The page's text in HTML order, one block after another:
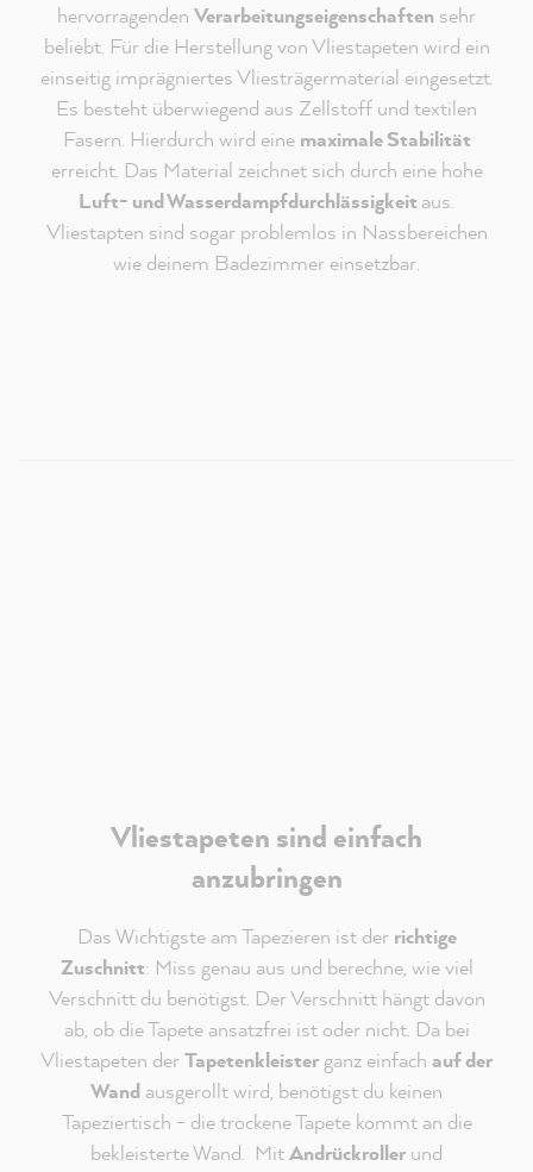
hervorragenden Verarbeitungseigenschaften sehr
beliebt. Für die Herstellung von Vliestapeten wird ein
einseitig imprägniertes Vliesträgermaterial eingesetzt.
Es besteht überwiegend aus Zellstoff und textilen
Fasern. Hierdurch wird eine maximale Stabilität
erreicht. Das Material zeichnet sich durch eine hohe
Luft- und Wasserdampfdurchlässigkeit aus.
Vliestapten sind sogar problemlos in Nassbereichen
wie deinem Badezimmer einsetzbar.
Vliestapeten sind einfach
anzubringen
Das Wichtigste am Tapezieren ist der richtige
Zuschnitt: Miss genau aus und berechne, wie viel
Verschnitt du benötigst. Der Verschnitt hängt davon
ab, ob die Tapete ansatzfrei ist oder nicht. Da bei
Vliestapeten der Tapetenkleister ganz einfach auf der
Wand ausgerollt wird, benötigst du keinen
Tapeziertisch - die trockene Tapete kommt an die
bekleisterte Wand. MitAndrückroller und
Redaktioneller Inhalt vom